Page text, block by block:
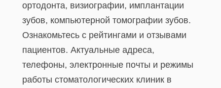
ортодонта, визиографии, имплантации
зубов, компьютерной томографии зубов.
Ознакомьтесь с рейтингами и отзывами
пациентов. Актуальные адреса,
телефоны, электронные почты и режимы
работы стоматологических клиник в